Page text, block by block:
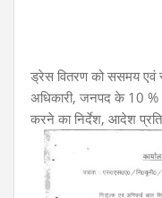
ड्रेस वितरण को ससमय एवं
अधिकारी, जनपद के 10 %
करने का निर्देश, आदेश